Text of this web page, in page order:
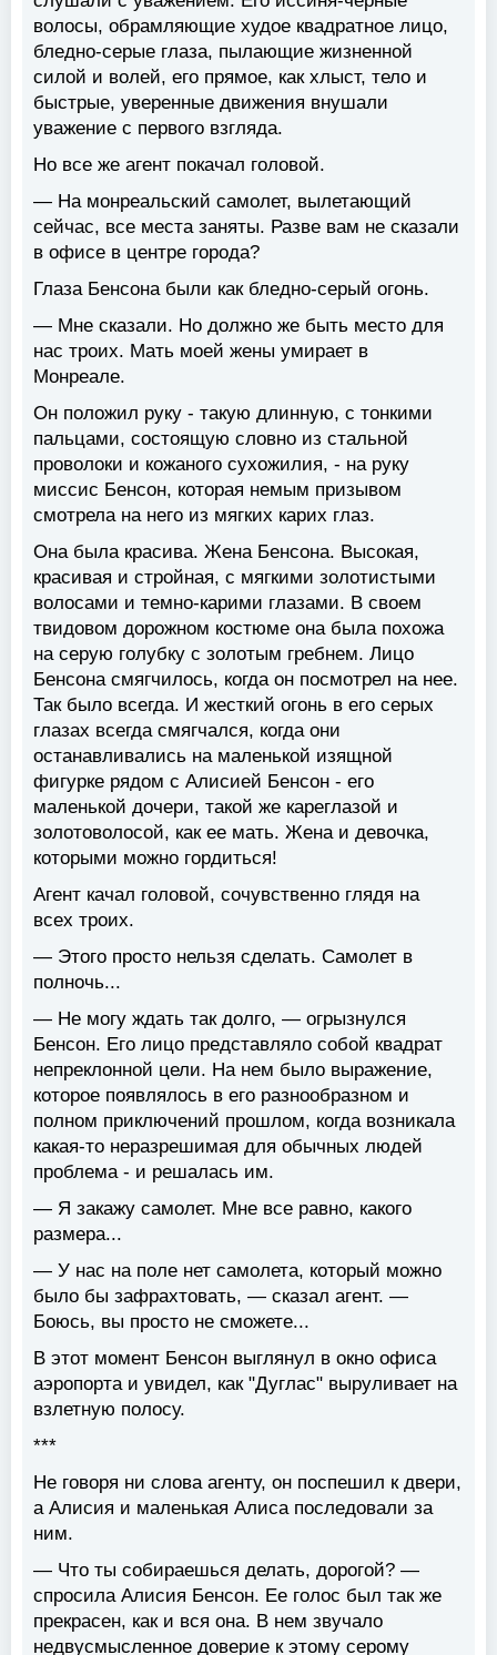
волосы, обрамляющие худое квадратное лицо,
бледно-серые глаза, пылающие жизненной
силой и волей, его прямое, как хлыст, тело и
быстрые, уверенные движения внушали
уважение с первого взгляда.
Но все же агент покачал головой.
— На монреальский самолет, вылетающий
сейчас, все места заняты. Разве вам не сказали
в офисе в центре города?
Глаза Бенсона были как бледно-серый огонь.
— Мне сказали. Но должно же быть место для
нас троих. Мать моей жены умирает в
Монреале.
Он положил руку - такую длинную, с тонкими
пальцами, состоящую словно из стальной
проволоки и кожаного сухожилия, - на руку
миссис Бенсон, которая немым призывом
смотрела на него из мягких карих глаз.
Она была красива. Жена Бенсона. Высокая,
красивая и стройная, с мягкими золотистыми
волосами и темно-карими глазами. В своем
твидовом дорожном костюме она была похожа
на серую голубку с золотым гребнем. Лицо
Бенсона смягчилось, когда он посмотрел на нее.
Так было всегда. И жесткий огонь в его серых
глазах всегда смягчался, когда они
останавливались на маленькой изящной
фигурке рядом с Алисией Бенсон - его
маленькой дочери, такой же кареглазой и
золотоволосой, как ее мать. Жена и девочка,
которыми можно гордиться!
Агент качал головой, сочувственно глядя на
всех троих.
— Этого просто нельзя сделать. Самолет в
полночь...
— Не могу ждать так долго, — огрызнулся
Бенсон. Его лицо представляло собой квадрат
непреклонной цели. На нем было выражение,
которое появлялось в его разнообразном и
полном приключений прошлом, когда возникала
какая-то неразрешимая для обычных людей
проблема - и решалась им.
— Я закажу самолет. Мне все равно, какого
размера...
— У нас на поле нет самолета, который можно
было бы зафрахтовать, — сказал агент. —
Боюсь, вы просто не сможете...
В этот момент Бенсон выглянул в окно офиса
аэропорта и увидел, как "Дуглас" выруливает на
взлетную полосу.
***
Не говоря ни слова агенту, он поспешил к двери,
а Алисия и маленькая Алиса последовали за
ним.
— Что ты собираешься делать, дорогой? —
спросила Алисия Бенсон. Ее голос был так же
прекрасен, как и вся она. В нем звучало
недвусмысленное доверие к этому серому